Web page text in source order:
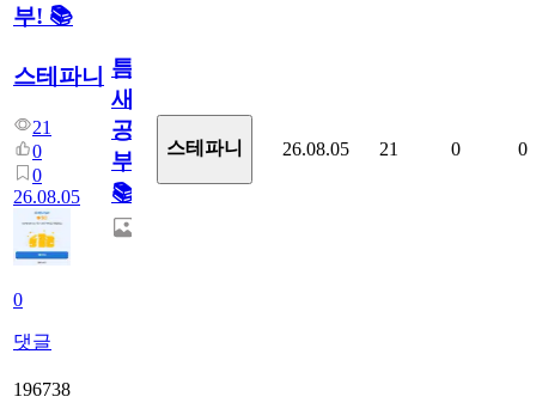
부! 📚
스테파니
21
0
0
26.08.05
0
댓글
틈
새
공
부!
📚
스테파니 26.08.05 21 0 0
196738